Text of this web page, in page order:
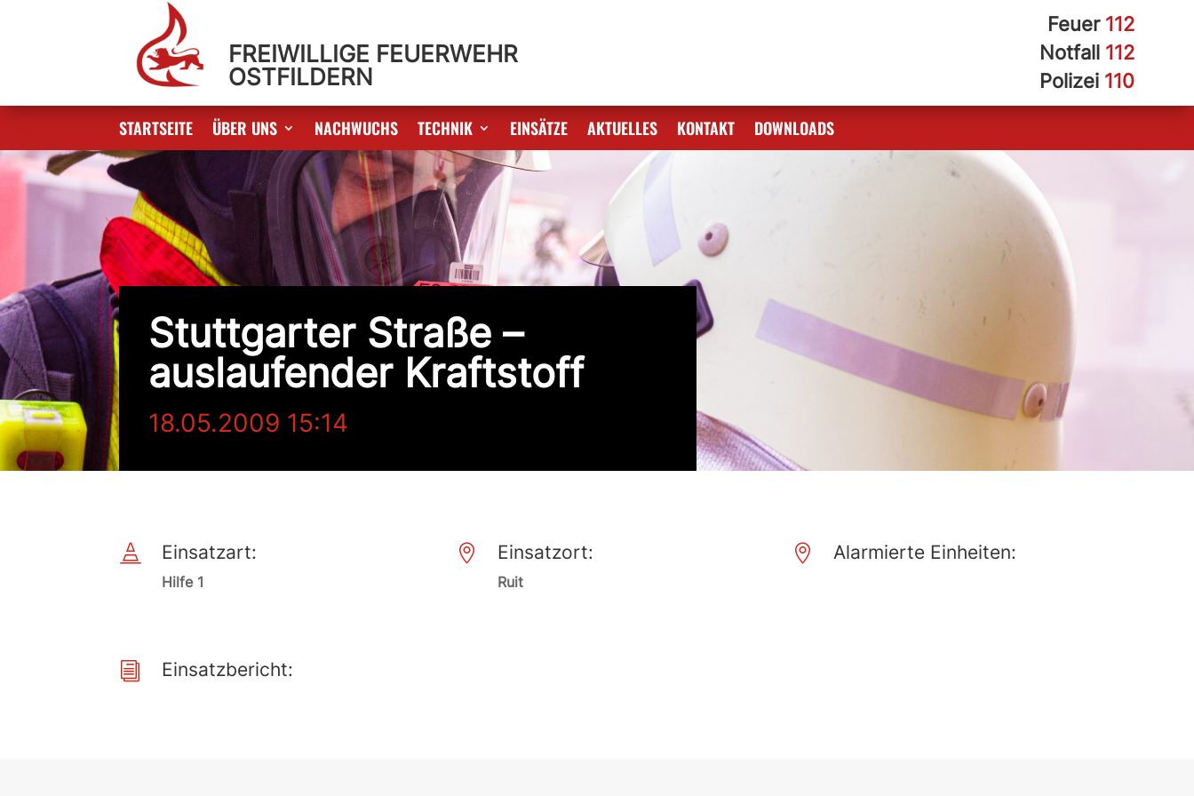
FREIWILLIGE FEUERWEHR
OSTFILDERN
Feuer 112
Notfall 112
Polizei 110
STARTSEITE ÜBER UNS NACHWUCHS TECHNIK EINSÄTZE AKTUELLES KONTAKT DOWNLOADS
Stuttgarter Straße –
auslaufender Kraftstoff
18.05.2009 15:14
 Einsatzart:
Hilfe 1
 Einsatzort:
Ruit
 Alarmierte Einheiten:
i Einsatzbericht: